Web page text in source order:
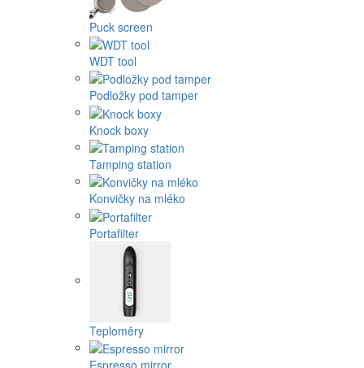
Puck screen
WDT tool
Podložky pod tamper
Knock boxy
Tamping station
Konvičky na mléko
Portafilter
Teploměry